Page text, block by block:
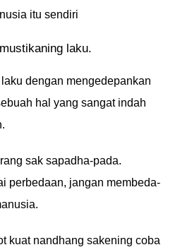
itu sendiri
laku.
dengan mengedepankan
hal yang sangat indah
sak sapadha-pada.
perbedaan, jangan membeda-
kuat nandhang sakening coba